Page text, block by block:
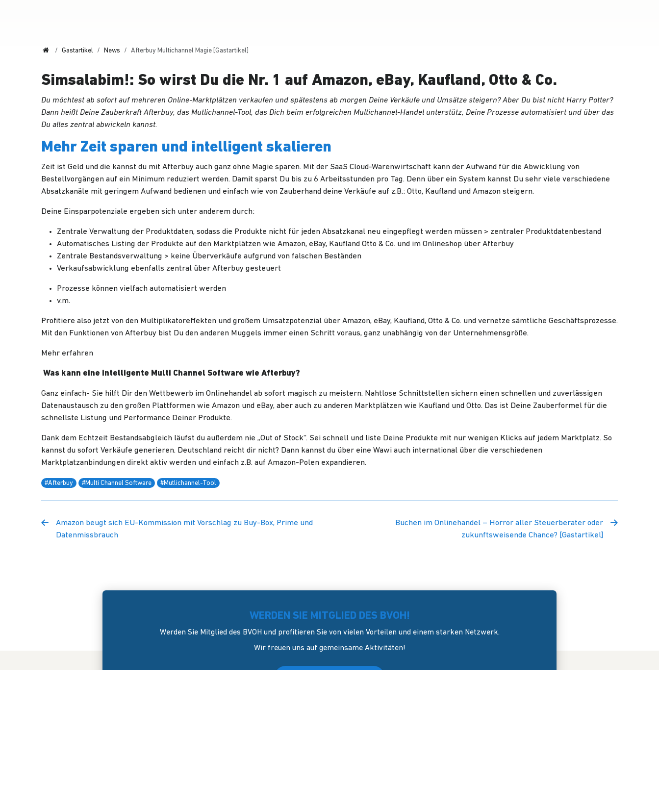
StartGastartikel News Afterbuy Multichannel Magie [Gastartikel]
Simsalabim!: So wirst Du die Nr. 1 auf Amazon, eBay, Kaufland, Otto & Co.
Du möchtest ab sofort auf mehreren Online-Marktplätzen verkaufen und spätestens ab morgen Deine Verkäufe und Umsätze steigern? Aber Du bist nicht Harry Potter?
Dann heißt Deine Zauberkraft Afterbuy, das Mutlichannel-Tool, das Dich beim erfolgreichen Multichannel-Handel unterstütz, Deine Prozesse automatisiert und über das
Du alles zentral abwickeln kannst.
Mehr Zeit sparen und intelligent skalieren
Zeit ist Geld und die kannst du mit Afterbuy auch ganz ohne Magie sparen. Mit der SaaS Cloud-Warenwirtschaft kann der Aufwand für die Ab­wicklung von
Bestellvorgängen auf ein Minimum reduziert werden. Damit sparst Du bis zu 6 Arbeitsstunden pro Tag. Denn über ein System kannst Du sehr viele verschiedene
Absatz­kanäle mit geringem Aufwand bedienen und einfach wie von Zauberhand deine Verkäufe auf z.B.: Otto, Kaufland und Amazon steigern.
Deine Einsparpotenziale ergeben sich unter anderem durch:
Zentrale Verwaltung der Produktdaten, sodass die Produkte nicht für jeden Absatzkanal neu eingepflegt werden müssen > zentraler Produktdatenbestand
Automatisches Listing der Produkte auf den Marktplätzen wie Amazon, eBay, Kaufland Otto & Co. und im Onlineshop über Afterbuy
Zentrale Bestandsverwaltung > keine Überverkäufe aufgrund von falschen Beständen
Verkaufsabwicklung ebenfalls zentral über Afterbuy gesteuert
Prozesse können vielfach automatisiert werden
v.m.
Profitiere also jetzt von den Multiplikatoreffekten und großem Umsatzpotenzial über Amazon, eBay, Kaufland, Otto & Co. und vernetze sämtliche Geschäftsprozesse.
Mit den Funktionen von Afterbuy bist Du den anderen Muggels immer einen Schritt voraus, ganz unabhängig von der Unternehmensgröße.
Mehr erfahren
Was kann eine intelligente Multi Channel Software wie Afterbuy?
Ganz einfach- Sie hilft Dir den Wettbewerb im Onlinehandel ab sofort magisch zu meistern. Nahtlose Schnittstellen sichern einen schnellen und zuverlässigen
Datenaustausch zu den großen Plattformen wie Amazon und eBay, aber auch zu anderen Marktplätzen wie Kaufland und Otto. Das ist Deine Zauberformel für die
schnellste Listung und Performance Deiner Produkte.
Dank dem Echtzeit Bestandsabgleich läufst du außerdem nie „Out of Stock“. Sei schnell und liste Deine Produkte mit nur wenigen Klicks auf jedem Marktplatz. So
kannst du sofort Verkäufe generieren. Deutschland reicht dir nicht? Dann kannst du über eine Wawi auch international über die verschiedenen
Marktplatzanbindungen direkt aktiv werden und einfach z.B. auf Amazon-Polen expandieren.
#Afterbuy #Multi Channel Software #Mutlichannel-Tool
Amazon beugt sich EU-Kommission mit Vorschlag zu Buy-Box, Prime und
Datenmissbrauch
Buchen im Onlinehandel – Horror aller Steuerberater oder
zukunftsweisende Chance? [Gastartikel]
WERDEN SIE MITGLIED DES BVOH!
Werden Sie Mitglied des BVOH und profitieren Sie von vielen Vorteilen und einem starken Netzwerk.
Wir freuen uns auf gemeinsame Aktivitäten!